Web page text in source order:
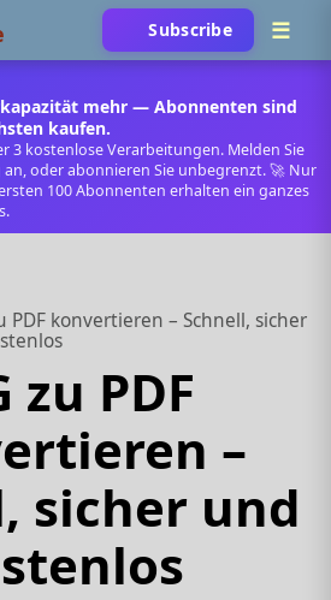
Subscribe
mehr — Abonnenten sind
kaufen.
3 kostenlose Verarbeitungen. Melden Sie
oder abonnieren Sie unbegrenzt. 🚀 Nur
100 Abonnenten erhalten ein ganzes
PDF konvertieren – Schnell, sicher
zu PDF
–
sicher und